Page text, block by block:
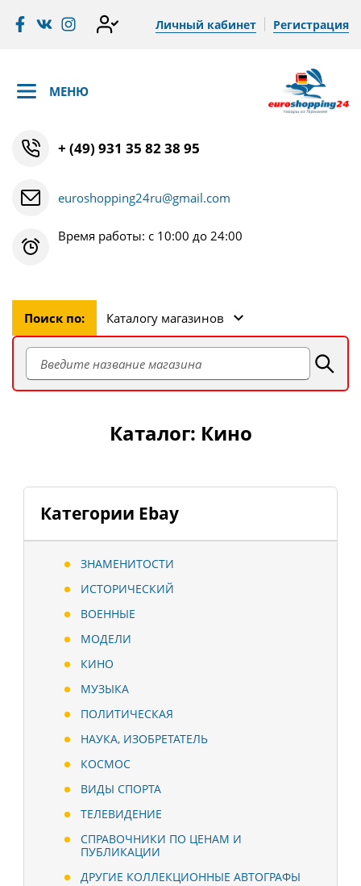
Личный кабинет Регистрация
МЕНЮ
+ (49) 931 35 82 38 95
euroshopping24ru@gmail.com
Время работы: с 10:00 до 24:00
Поиск по: Каталогу магазинов
Категории Ebay
ЗНАМЕНИТОСТИ
ИСТОРИЧЕСКИЙ
ВОЕННЫЕ
МОДЕЛИ
КИНО
МУЗЫКА
ПОЛИТИЧЕСКАЯ
НАУКА, ИЗОБРЕТАТЕЛЬ
КОСМОС
ВИДЫ СПОРТА
ТЕЛЕВИДЕНИЕ
СПРАВОЧНИКИ ПО ЦЕНАМ И
ПУБЛИКАЦИИ
ДРУГИЕ КОЛЛЕКЦИОННЫЕ АВТОГРАФЫ
Каталог: Кино